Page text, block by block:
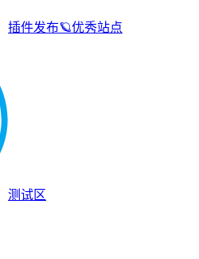
插件发布🪐优秀站点
测试区